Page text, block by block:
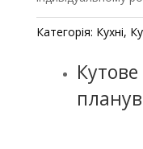
Категорія: Кухні,
Кутове